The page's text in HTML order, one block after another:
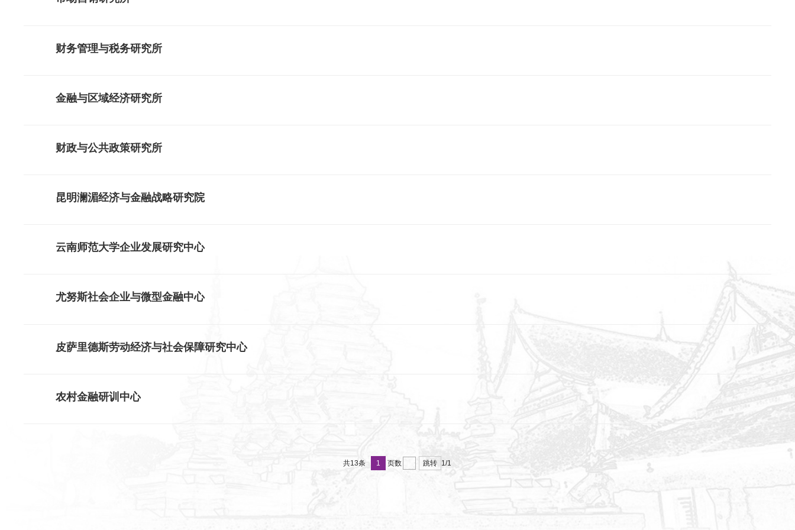
财务管理与税务研究所
金融与区域经济研究所
财政与公共政策研究所
昆明澜湄经济与金融战略研究院
云南师范大学企业发展研究中心
尤努斯社会企业与微型金融中心
皮萨里德斯劳动经济与社会保障研究中心
农村金融研训中心
共13条 1 页数 跳转 1/1